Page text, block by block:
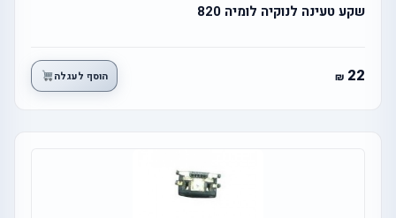
שקע טעינה לנוקיה לומיה 820
22 הוסף לעגלה